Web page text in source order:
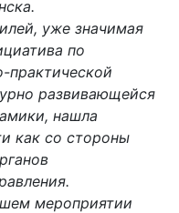
уже значимая
по
практической
развивающейся
нашла
как со стороны
мероприятии